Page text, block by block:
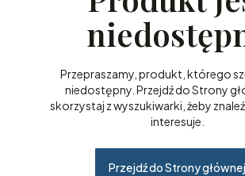
Przepraszamy, produkt, którego
niedostępny. Przejdź do Strony
skorzystaj z wyszukiwarki, żeby
interesuje.
Przejdź do Strony głównej